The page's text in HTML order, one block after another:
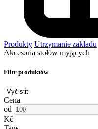
Produkty Utrzymanie zakładu
Akcesoria stołów myjących
Filtr produktów
Vyčistit
Cena
od
Kč